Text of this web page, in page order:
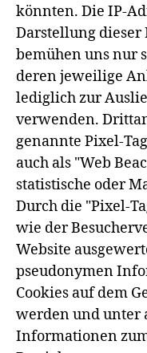
könnten. Die IP-
Darstellung
bemühen uns nur
deren jeweilige
lediglich zur
verwenden.
genannte Pixel-
auch als "Web
statistische oder
Durch die "Pixel-
wie der
Website
pseudonymen
Cookies auf dem
werden und unter
Informationen